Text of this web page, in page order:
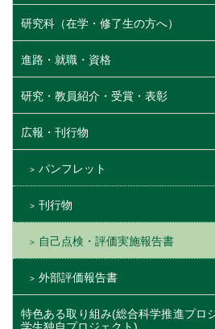
研究科（在学・修了生の方へ）
進路・就職・資格
研究・教員紹介・受賞・表彰
広報・刊行物
パンフレット
刊行物
自己点検・評価実施報告書
外部評価報告書
特色ある取り組み(総合科学推進プロ